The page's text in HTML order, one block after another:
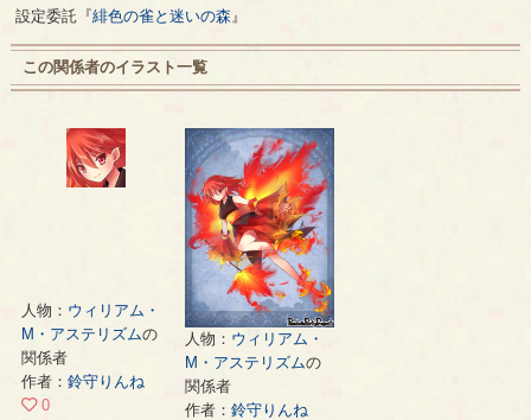
設定委託『緋色の雀と迷いの森 』
この関係者のイラスト一覧
人物： ウィリアム・
M・アステリズムの
関係者
作者： 鈴守りんね
0
人物： ウィリアム・
M・アステリズムの
関係者
作者：鈴守りんね